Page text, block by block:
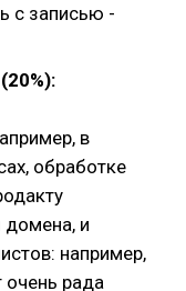
с записью -
в
обработке
домена, и
например,
очень рада